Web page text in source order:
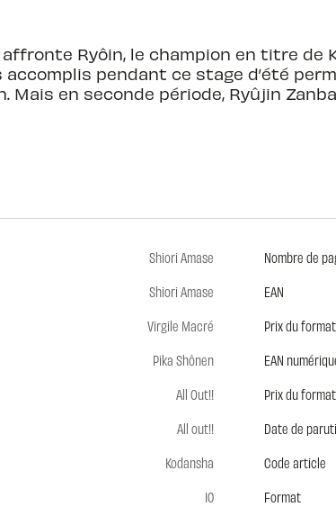
affronte Ryôin, le champion en titre de
accomplis pendant ce stage d’été
Mais en seconde période, Ryûjin
Shiori Amase
Shiori Amase
Virgile Macré
Pika Shônen
All Out!!
All out!!
Kodansha
10
Nombre de
EAN
Prix du
EAN
Prix du
Date de
Code article
Format